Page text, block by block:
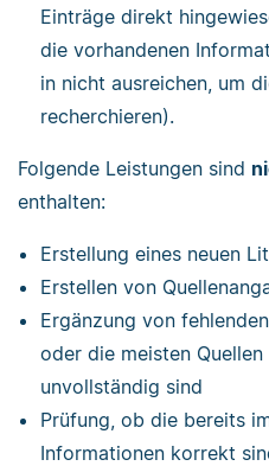
Einträge direkt
die vorhandenen
in nicht ausreichen, um
recherchieren).
Folgende Leistungen sind
enthalten:
Erstellung eines neuen
Erstellen von
Ergänzung von
oder die meisten Quellen
unvollständig sind
Prüfung, ob die bereits
Informationen korrekt